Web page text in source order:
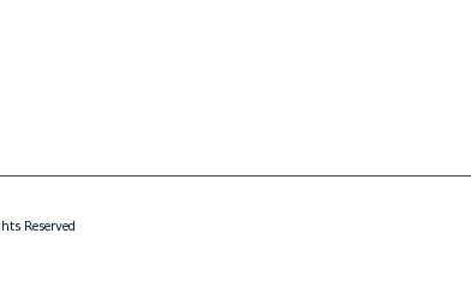
Reserved